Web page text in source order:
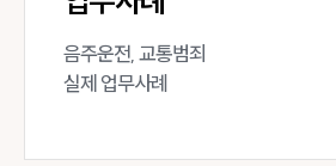
음주운전, 교통범죄
실제 업무사례